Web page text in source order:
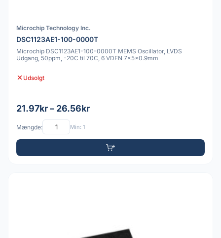
Microchip Technology Inc.
DSC1123AE1-100-0000T
Microchip DSC1123AE1-100-0000T MEMS Oscillator, LVDS
Udgang, 50ppm, -20C til 70C, 6 VDFN 7x5x0.9mm
Udsolgt
21.97kr – 26.56kr
Mængde: Min: 1